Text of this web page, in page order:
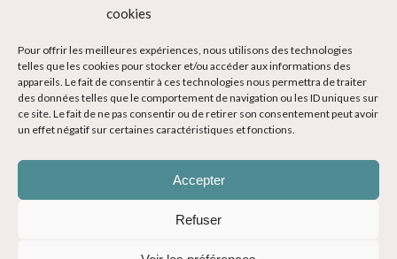
cookies
Pour offrir les meilleures expériences, nous utilisons des technologies
telles que les cookies pour stocker et/ou accéder aux informations des
appareils. Le fait de consentir à ces technologies nous permettra de traiter
des données telles que le comportement de navigation ou les ID uniques sur
ce site. Le fait de ne pas consentir ou de retirer son consentement peut avoir
un effet négatif sur certaines caractéristiques et fonctions.
Accepter
Refuser
Contact
Devenir Blogueur voyage
Ma Bucket List
© Copyright 2014-2024 - Evasions Gourmandes Blog Voyage - Tous